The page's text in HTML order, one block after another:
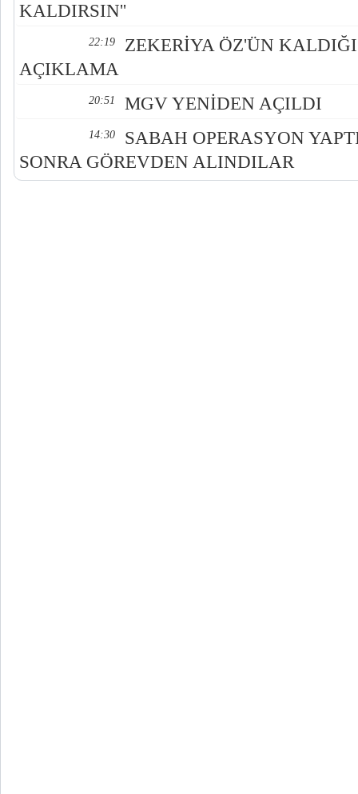
KALDIRSIN''
22:19
ZEKERİYA ÖZ'ÜN
AÇIKLAMA
20:51 MGV YENİDEN AÇILDI
14:30
SABAH OPERASYON
SONRA GÖREVDEN ALINDILAR